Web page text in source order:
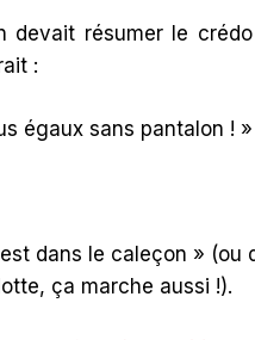
devait résumer le
:
égaux sans pantalon ! »
dans le caleçon » (ou
ça marche aussi !).